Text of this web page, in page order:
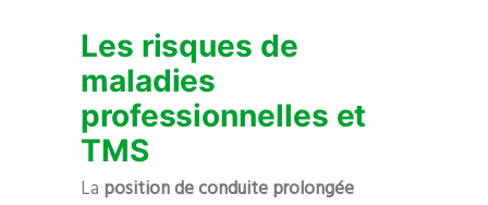
Les risques de
maladies
professionnelles et
TMS
La position de conduite prolongée